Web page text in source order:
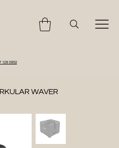
129 0952
WAVER